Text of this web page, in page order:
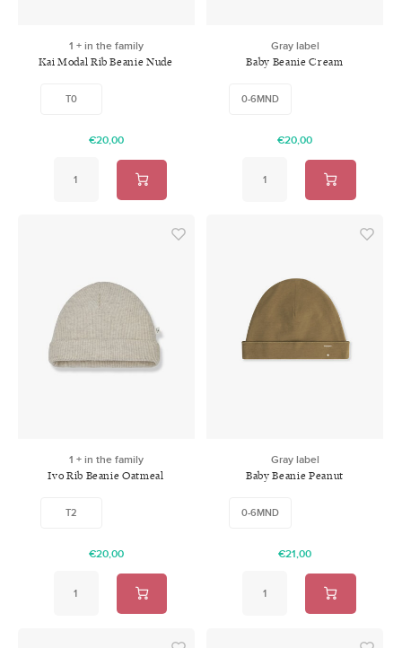
1 + in the family
Kai Modal Rib Beanie Nude
T0
€20,00
Gray label
Baby Beanie Cream
0-6MND
€20,00
1 + in the family
Ivo Rib Beanie Oatmeal
T2
€20,00
Gray label
Baby Beanie Peanut
0-6MND
€21,00